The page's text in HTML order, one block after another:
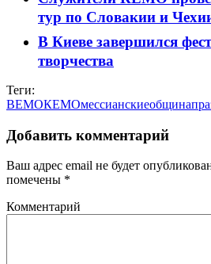
тур по Словакии и
В Киеве завершился
творчества
Теги:
ВЕМОКЕМОмессианскиеобщина
Добавить комментарий
Ваш адрес email не будет
помечены *
Комментарий